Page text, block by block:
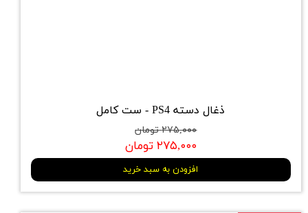
ذغال دسته PS4 - ست کامل
۲۷۵,۰۰۰ تومان
۲۷۵,۰۰۰ تومان
افزودن به سبد خرید